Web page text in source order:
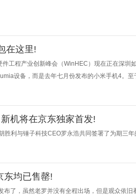
在这里!
工程产业创新峰会（WinHEC）现在正在深圳
设备，而是去年七月份发布的小米手机4。至
机将在京东独家首发!
胜利与锤子科技CEO罗永浩共同签署了为期三
东均已售罄!
布了，虽然老罗并没有全程出场，但是观众依旧